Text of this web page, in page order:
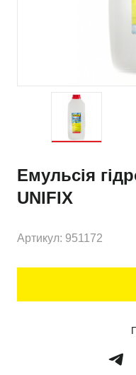
Емульсія
UNIFIX
Артикул: 951172